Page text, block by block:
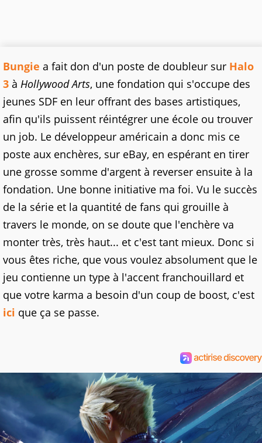
Bungie a fait don d'un poste de doubleur sur Halo
3 à Hollywood Arts, une fondation qui s'occupe des
jeunes SDF en leur offrant des bases artistiques,
afin qu'ils puissent réintégrer une école ou trouver
un job. Le développeur américain a donc mis ce
poste aux enchères, sur eBay, en espérant en tirer
une grosse somme d'argent à reverser ensuite à la
fondation. Une bonne initiative ma foi. Vu le succès
de la série et la quantité de fans qui grouille à
travers le monde, on se doute que l'enchère va
monter très, très haut... et c'est tant mieux. Donc si
vous êtes riche, que vous voulez absolument que le
jeu contienne un type à l'accent franchouillard et
que votre karma a besoin d'un coup de boost, c'est
ici que ça se passe.